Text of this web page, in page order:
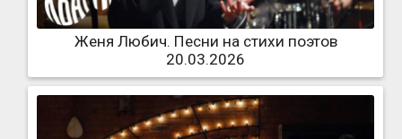
Женя Любич. Песни на стихи поэтов
20.03.2026